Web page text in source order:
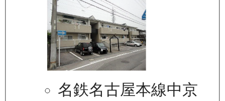
名鉄名古屋本線中京